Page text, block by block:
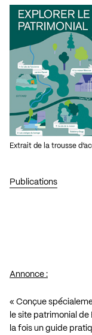
Publications
Extrait de la trousse
Annonce :
« Conçue
le site patrimonial
la fois un guide